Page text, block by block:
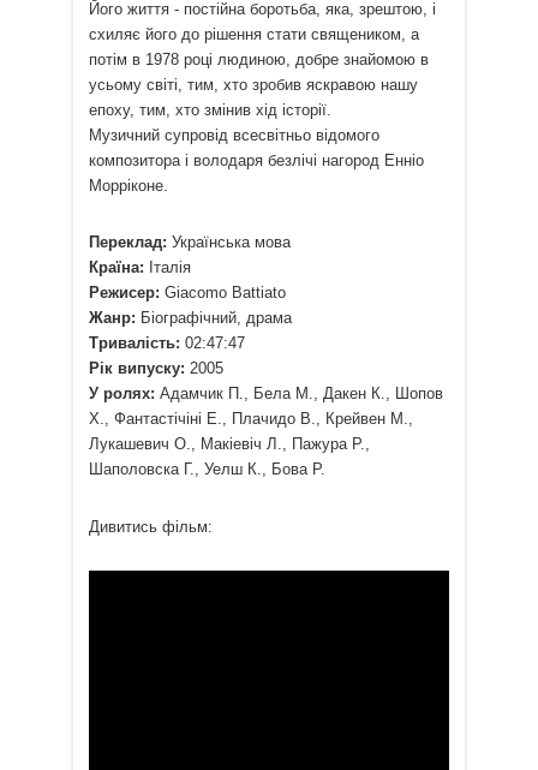
Його життя - постійна боротьба, яка, зрештою, і
схиляє його до рішення стати священиком, а
потім в 1978 році людиною, добре знайомою в
усьому світі, тим, хто зробив яскравою нашу
епоху, тим, хто змінив хід історії.
Музичний супровід всесвітньо відомого
композитора і володаря безлічі нагород Енніо
Морріконе.
Переклад: Українська мова
Країна: Італія
Режисер: Giacomo Battiato
Жанр: Біографічний, драма
Тривалість: 02:47:47
Рік випуску: 2005
У ролях: Адамчик П., Бела М., Дакен К., Шопов
Х., Фантастічіні Е., Плачидо В., Крейвен М.,
Лукашевич О., Макіевіч Л., Пажура Р.,
Шаполовска Г., Уелш К., Бова Р.
Дивитись фільм: